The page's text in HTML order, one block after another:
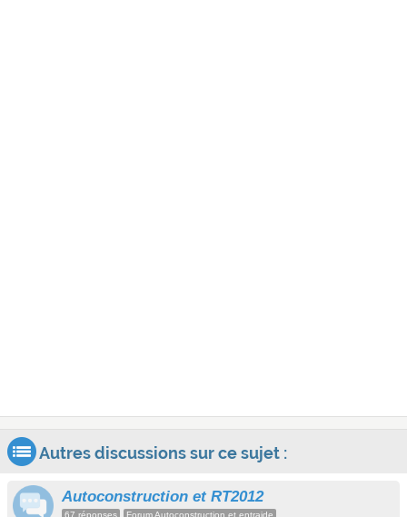
Autres discussions sur ce sujet :
Autoconstruction et RT2012
67 réponses Forum Autoconstruction et entraide